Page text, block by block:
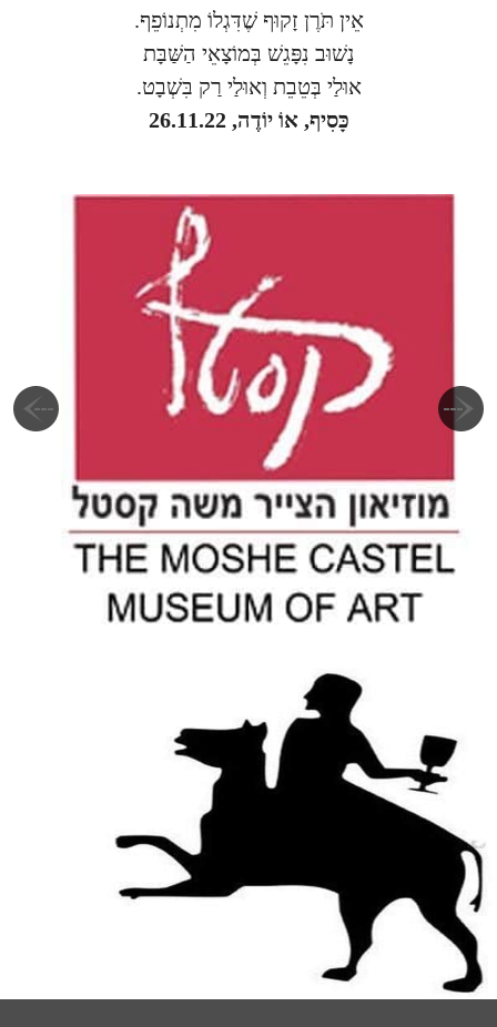
אֵין תֹּרֶן זָקוּף שֶׁדִּגְלוֹ מִתְנוֹפֵף.
נָשׁוּב נִפָּגֵשׁ בְּמוֹצָאֵי הַשַּׁבָּת
אוּלַי בְּטֵבֵת וְאוּלַי רַק בִּשְׁבָט.
כָּסִיף, אוֹ יוֹדֶה, 26.11.22